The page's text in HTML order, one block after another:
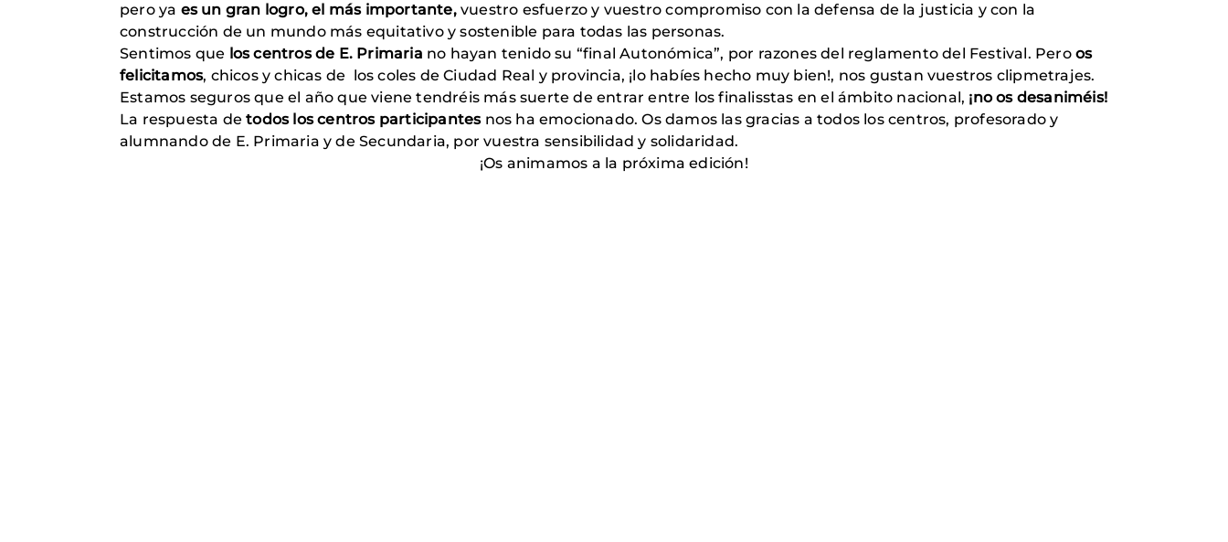
pero ya es un gran logro, el más importante,vuestro esfuerzo y vuestro compromiso con la defensa de la justicia y con la
construcción de un mundo más equitativo y sostenible para todas las personas.
Sentimos que los centros de E. Primaria no hayan tenido su “final Autonómica”, por razones del reglamento del Festival. Peroos
felicitamos, chicos y chicas de los coles de Ciudad Real y provincia, ¡lo habíes hecho muy bien!, nos gustan vuestros clipmetrajes.
Estamos seguros que el año que viene tendréis más suerte de entrar entre los finalisstas en el ámbito nacional, ¡no os desaniméis!
La respuesta detodos los centros participantesnos ha emocionado. Os damos las gracias a todos los centros, profesorado y
alumnando de E. Primaria y de Secundaria, por vuestra sensibilidad y solidaridad.
¡Os animamos a la próxima edición!